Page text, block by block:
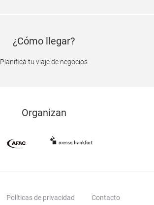
¿Cómo llegar?
Planificá tu viaje de negocios
Organizan
Políticas de privacidad Contacto